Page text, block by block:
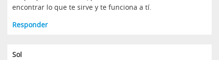
encontrar lo que te sirve y te funciona a tí.
Responder
Sol